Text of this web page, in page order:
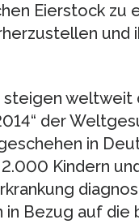
Eierstock zu
steigen
der
in
2.000 Kindern
in Bezug auf